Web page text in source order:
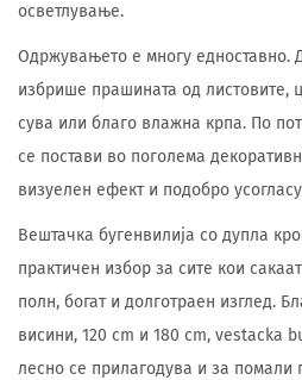
осветлување.
Одржувањето е многу едноставно.
избрише прашината од листовите,
сува или благо влажна крпа. По
се постави во поголема
визуелен ефект и подобро
Вештачка бугенвилија со дупла
практичен избор за сите кои
полн, богат и долготраен изглед.
висини, 120 cm и 180 cm, vestacka
лесно се прилагодува и за помали